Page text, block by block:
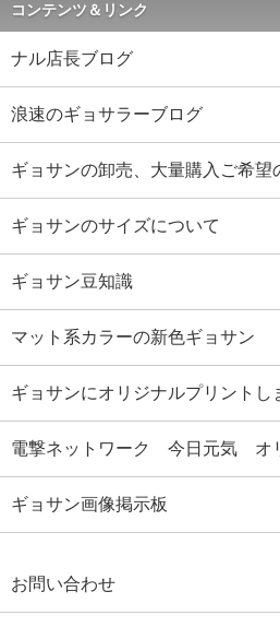
コンテンツ＆リンク
ナル店長ブログ
浪速のギョサラーブログ
ギョサンの卸売、大量購入ご希望
ギョサンのサイズについて
ギョサン豆知識
マット系カラーの新色ギョサン
ギョサンにオリジナルプリントし
電撃ネットワーク 今日元気 オ
ギョサン画像掲示板
お問い合わせ